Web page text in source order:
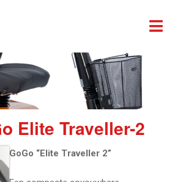
Elite Traveller-2
GoGo “Elite Traveller 2”